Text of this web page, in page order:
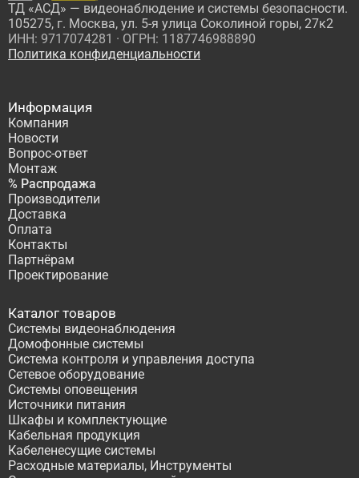
ТД «АСД» — видеонаблюдение и системы безопасности.
105275, г. Москва, ул. 5-я улица Соколиной горы, 27к2
ИНН: 9717074281 · ОГРН: 1187746988890
Политика конфиденциальности
Информация
Компания
Новости
Вопрос-ответ
Монтаж
% Распродажа
Производители
Доставка
Оплата
Контакты
Партнёрам
Проектирование
Каталог товаров
Системы видеонаблюдения
Домофонные системы
Система контроля и управления доступа
Сетевое оборудование
Системы оповещения
Источники питания
Шкафы и комплектующие
Кабельная продукция
Кабеленесущие системы
Расходные материалы, Инструменты